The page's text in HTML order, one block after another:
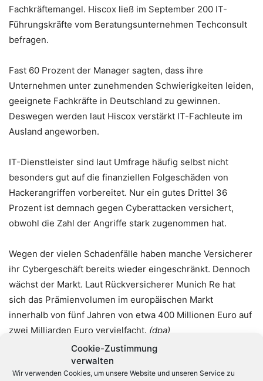
Cookie-Zustimmung
verwalten
Wir verwenden Cookies, um unsere Website und unseren Service zu
Fachkräftemangel. Hiscox ließ im September 200 IT-
Führungskräfte vom Beratungsunternehmen Techconsult
befragen.
Fast 60 Prozent der Manager sagten, dass ihre
Unternehmen unter zunehmenden Schwierigkeiten leiden,
geeignete Fachkräfte in Deutschland zu gewinnen.
Deswegen werden laut Hiscox verstärkt IT-Fachleute im
Ausland angeworben.
IT-Dienstleister sind laut Umfrage häufig selbst nicht
besonders gut auf die finanziellen Folgeschäden von
Hackerangriffen vorbereitet. Nur ein gutes Drittel 36
Prozent ist demnach gegen Cyberattacken versichert,
obwohl die Zahl der Angriffe stark zugenommen hat.
Wegen der vielen Schadenfälle haben manche Versicherer
ihr Cybergeschäft bereits wieder eingeschränkt. Dennoch
wächst der Markt. Laut Rückversicherer Munich Re hat
sich das Prämienvolumen im europäischen Markt
innerhalb von fünf Jahren von etwa 400 Millionen Euro auf
zwei Milliarden Euro vervielfacht. (dpa)